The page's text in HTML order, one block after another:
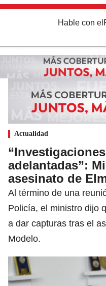
Hable con el
Actualidad
adelantadas”:
asesinato de
Al término de una
Policía, el ministro dijo
a dar capturas tras el
Modelo.